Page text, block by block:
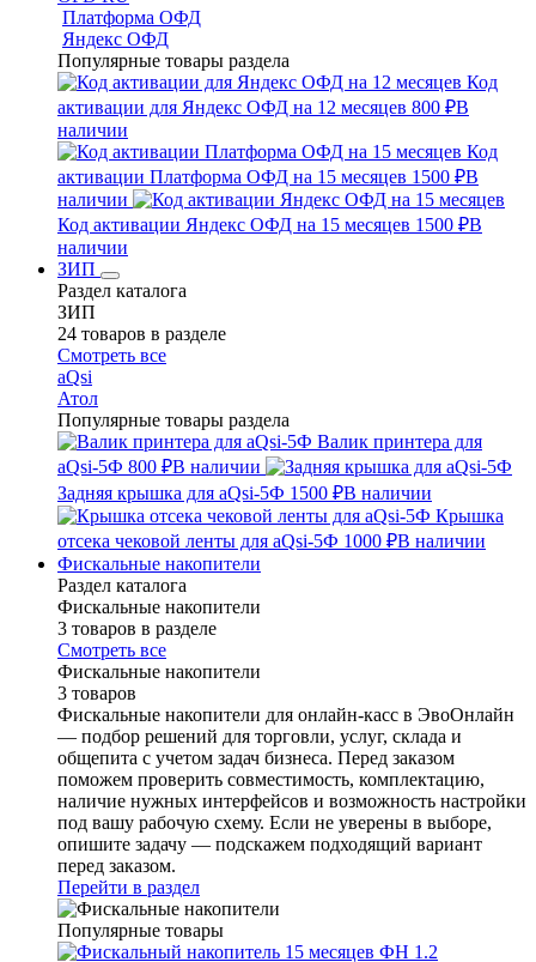
Платформа ОФД
Яндекс ОФД
Популярные товары раздела
Код
активации для Яндекс ОФД на 12 месяцев 800 ₽В
наличии
Код
активации Платформа ОФД на 15 месяцев 1500 ₽В
наличии
Код активации Яндекс ОФД на 15 месяцев 1500 ₽В
наличии
ЗИП
Раздел каталога
ЗИП
24 товаров в разделе
Смотреть все
aQsi
Атол
Популярные товары раздела
Валик принтера для
aQsi-5Ф 800 ₽В наличии
Задняя крышка для aQsi-5Ф 1500 ₽В наличии
Крышка
отсека чековой ленты для aQsi-5Ф 1000 ₽В наличии
Фискальные накопители
Раздел каталога
Фискальные накопители
3 товаров в разделе
Смотреть все
Фискальные накопители
3 товаров
Фискальные накопители для онлайн-касс в ЭвоОнлайн
— подбор решений для торговли, услуг, склада и
общепита с учетом задач бизнеса. Перед заказом
поможем проверить совместимость, комплектацию,
наличие нужных интерфейсов и возможность настройки
под вашу рабочую схему. Если не уверены в выборе,
опишите задачу — подскажем подходящий вариант
перед заказом.
Перейти в раздел
Популярные товары